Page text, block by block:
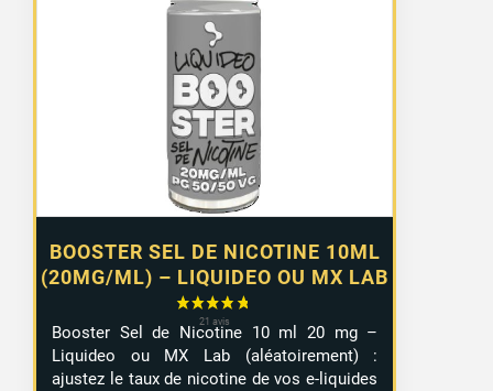
BOOSTER SEL DE NICOTINE 10ML
(20MG/ML) – LIQUIDEO OU MX LAB
prix :
1,10 €
à
9,99 €
Booster Sel de Nicotine 10 ml 20 mg –
Liquideo ou MX Lab (aléatoirement) :
ajustez le taux de nicotine de vos e-liquides